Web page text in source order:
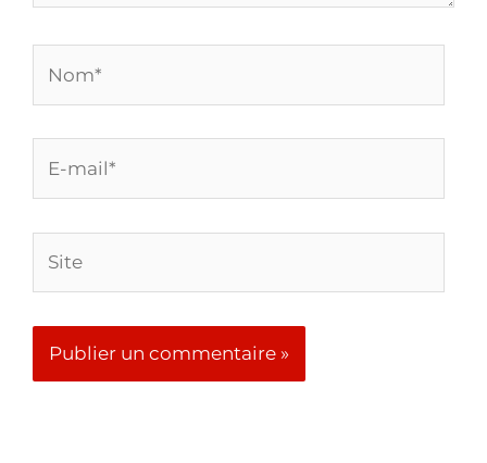
mail*